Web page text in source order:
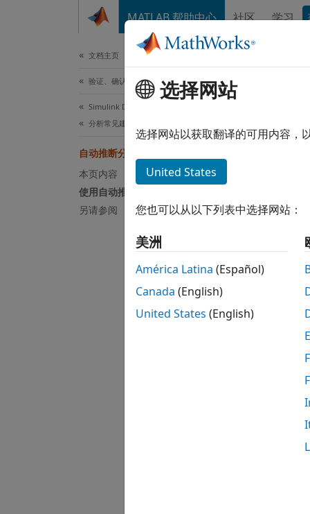
MATLAB 帮助中心 社区 学习
文档主页
验证、确认和测试
Simulink Design Verifier
分析常见建模模式
自动推断分析的参数规范
本页内容
使用自动推断参数设定配置参数
另请参阅
自
当测
当测
选择网站
选择网站以获取翻译的可用内容，
United States
您也可以从以下列表中选择网站：
美洲
América Latina (Español)
Canada (English)
United States (English)